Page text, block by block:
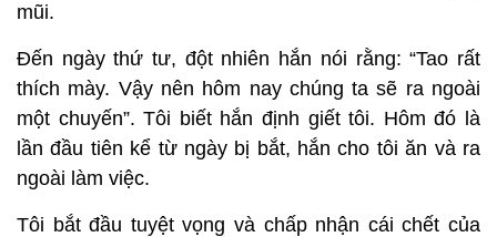
mũi.
Đến ngày thứ tư, đột nhiên hắn nói rằng: “Tao rất
thích mày. Vậy nên hôm nay chúng ta sẽ ra ngoài
một chuyến”. Tôi biết hắn định giết tôi. Hôm đó là
lần đầu tiên kể từ ngày bị bắt, hắn cho tôi ăn và ra
ngoài làm việc.
Tôi bắt đầu tuyệt vọng và chấp nhận cái chết của